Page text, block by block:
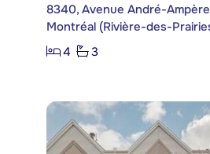
8340, Avenue André-Ampère
4
3